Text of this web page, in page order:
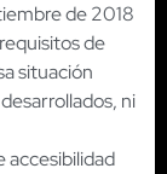
de 2018
de
situación
ni
accesibilidad